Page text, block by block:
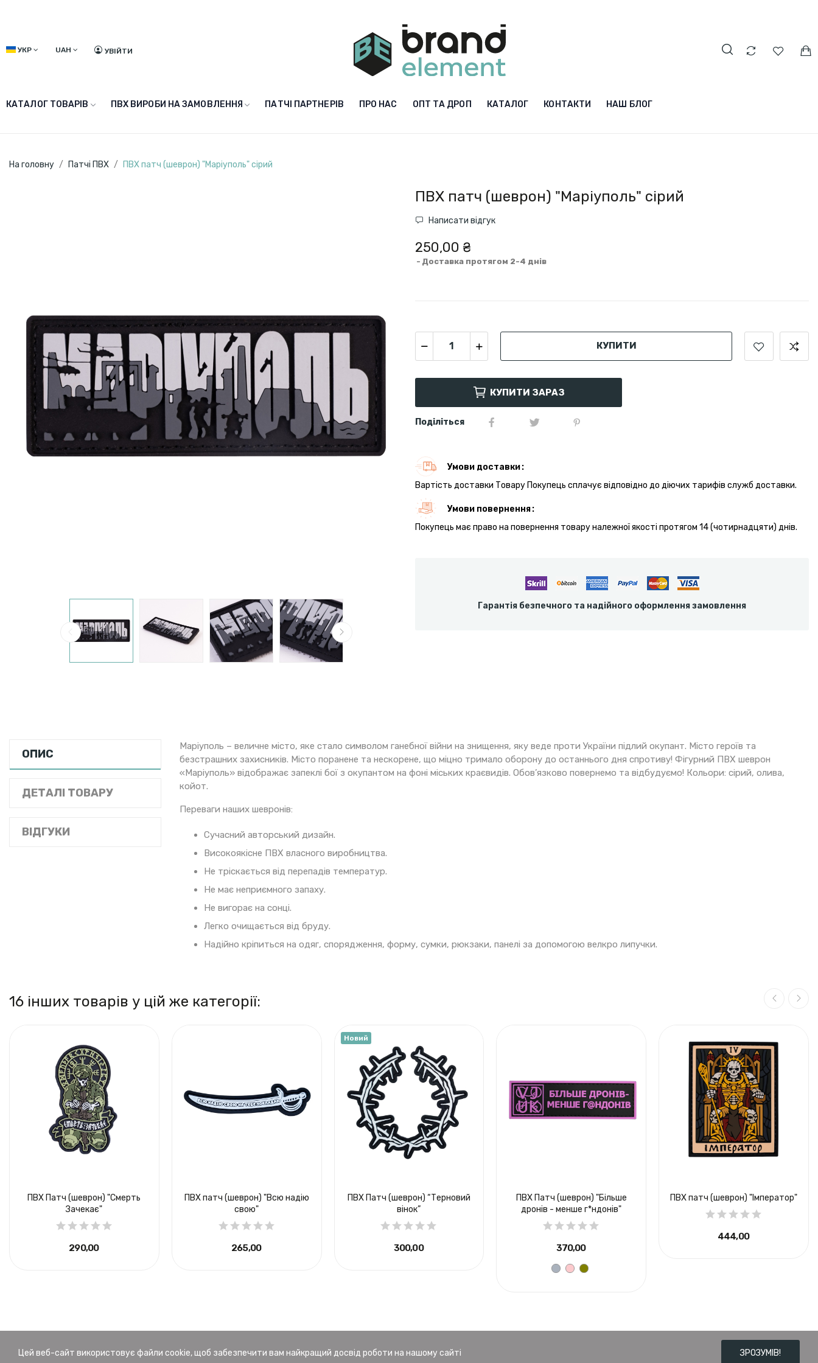
УКР UAH УВІЙТИ
КАТАЛОГ ТОВАРІВ ПВХ ВИРОБИ НА ЗАМОВЛЕННЯ ПАТЧІ ПАРТНЕРІВ ПРО НАС ОПТ ТА ДРОП КАТАЛОГ КОНТАКТИ НАШ БЛОГ
На головну Патчі ПВХ ПВХ патч (шеврон) "Маріуполь" сірий
ПВХ патч (шеврон) "Маріуполь" сірий
Написати відгук
250,00 ₴
Доставка протягом 2-4 днів
КУПИТИ
КУПИТИ ЗАРАЗ
Поділіться
Умови доставки
Вартість доставки Товару Покупець сплачує відповідно до діючих тарифів служб доставки.
Умови повернення
Покупець має право на повернення товару належної якості протягом 14 (чотирнадцяти) днів.
Гарантія безпечного та надійного оформлення замовлення
ОПИС
ДЕТАЛІ ТОВАРУ
ВІДГУКИ
Маріуполь – величне місто, яке стало символом ганебної війни на знищення, яку веде проти України підлий окупант. Місто героїв та
безстрашних захисників. Місто поранене та нескорене, що міцно тримало оборону до останнього дня спротиву! Фігурний ПВХ шеврон
«Маріуполь» відображає запеклі бої з окупантом на фоні міських краєвидів. Обов’язково повернемо та відбудуємо! Кольори: сірий, олива,
койот.
Переваги наших шевронів:
Сучасний авторський дизайн.
Високоякісне ПВХ власного виробництва.
Не тріскається від перепадів температур.
Не має неприємного запаху.
Не вигорає на сонці.
Легко очищається від бруду.
Надійно кріпиться на одяг, спорядження, форму, сумки, рюкзаки, панелі за допомогою велкро липучки.
16 інших товарів у цій же категорії:
ПВХ Патч (шеврон) "Смерть
Зачекає"
290,00 ₴
ПВХ патч (шеврон) "Всю надію
свою"
265,00 ₴
Новий
ПВХ Патч (шеврон) “Терновий
вінок”
300,00 ₴
ПВХ Патч (шеврон) "Більше
дронів - менше г*ндонів"
370,00 ₴
ПВХ патч (шеврон) "Імператор"
444,00 ₴
Цей веб-сайт використовує файли cookie, щоб забезпечити вам найкращий досвід роботи на нашому сайті ЗРОЗУМІВ!